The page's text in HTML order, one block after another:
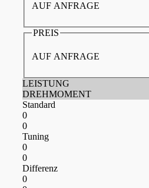
AUF ANFRAGE
PREIS
AUF ANFRAGE
LEISTUNG
DREHMOMENT
Standard
0
0
Tuning
0
0
Differenz
0